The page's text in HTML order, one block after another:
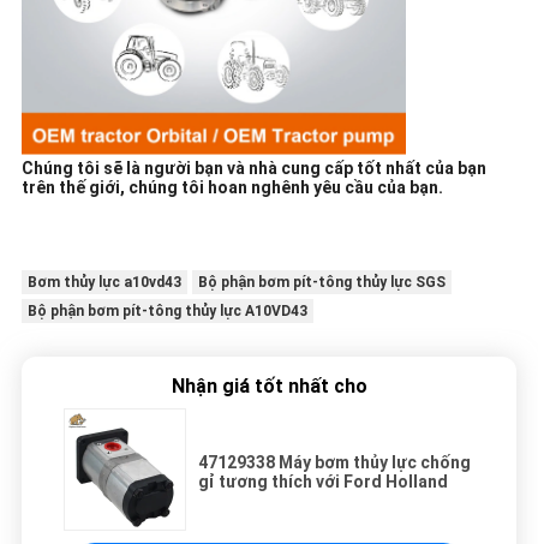
Chúng tôi sẽ là người bạn và nhà cung cấp tốt nhất của bạn
trên thế giới, chúng tôi hoan nghênh yêu cầu của bạn.
Bơm thủy lực a10vd43
Bộ phận bơm pít-tông thủy lực SGS
Bộ phận bơm pít-tông thủy lực A10VD43
Nhận giá tốt nhất cho
47129338 Máy bơm thủy lực chống
gỉ tương thích với Ford Holland